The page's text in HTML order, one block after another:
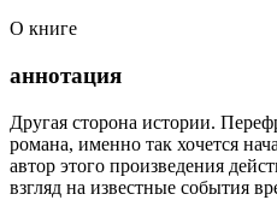
О книге
аннотация
Другая сторона истории.
романа, именно так хочется
автор этого произведения
взгляд на известные события